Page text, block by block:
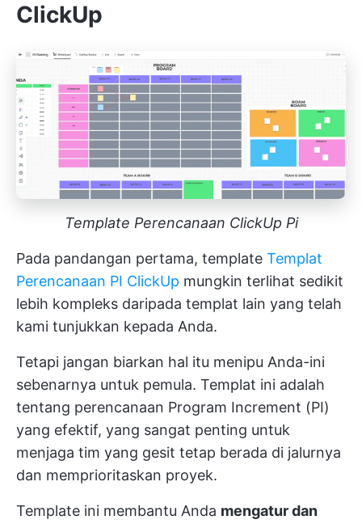
ClickUp
Template Perencanaan ClickUp Pi
Pada pandangan pertama, template Templat
Perencanaan PI ClickUp mungkin terlihat sedikit
lebih kompleks daripada templat lain yang telah
kami tunjukkan kepada Anda.
Tetapi jangan biarkan hal itu menipu Anda-ini
sebenarnya untuk pemula. Templat ini adalah
tentang perencanaan Program Increment (PI)
yang efektif, yang sangat penting untuk
menjaga tim yang gesit tetap berada di jalurnya
dan memprioritaskan proyek.
Template ini membantu Anda mengatur dan